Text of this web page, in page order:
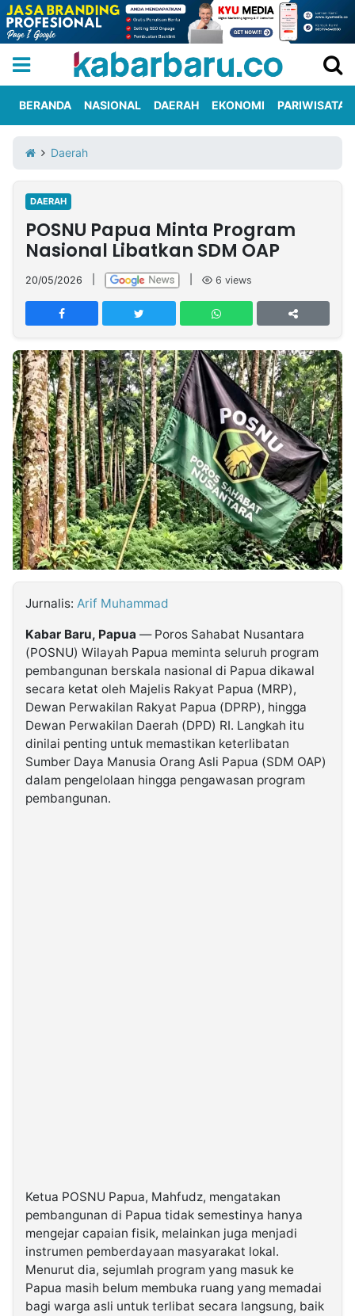
Iklan
Berita
Kami
Nasional
International
Olahraga
Entertainment
Daerah
Pariwisata
Kuliner
Kolom
Network
PT
TREETAN
MULTIMEDIA
INDONESIA
Partner
Insight
NTB
Suara
Time
Lens
IDN
Daily
Jogja
Jalan
Rakyat
Idealita
News
Kita
Notice
Radar
Baru
Seedbacklink
Follow
Kabarbaru
Kabarbaru.co
2026
BERANDA NASIONAL DAERAH EKONOMI PARIWISATA
Daerah
DAERAH
POSNU Papua Minta Program
Nasional Libatkan SDM OAP
20/05/2026 6 views
Jurnalis: Arif Muhammad
Kabar Baru, Papua — Poros Sahabat Nusantara
(POSNU) Wilayah Papua meminta seluruh program
pembangunan berskala nasional di Papua dikawal
secara ketat oleh Majelis Rakyat Papua (MRP),
Dewan Perwakilan Rakyat Papua (DPRP), hingga
Dewan Perwakilan Daerah (DPD) RI. Langkah itu
dinilai penting untuk memastikan keterlibatan
Sumber Daya Manusia Orang Asli Papua (SDM OAP)
dalam pengelolaan hingga pengawasan program
pembangunan.
Ketua POSNU Papua, Mahfudz, mengatakan
pembangunan di Papua tidak semestinya hanya
mengejar capaian fisik, melainkan juga menjadi
instrumen pemberdayaan masyarakat lokal.
Menurut dia, sejumlah program yang masuk ke
Papua masih belum membuka ruang yang memadai
bagi warga asli untuk terlibat secara langsung, baik